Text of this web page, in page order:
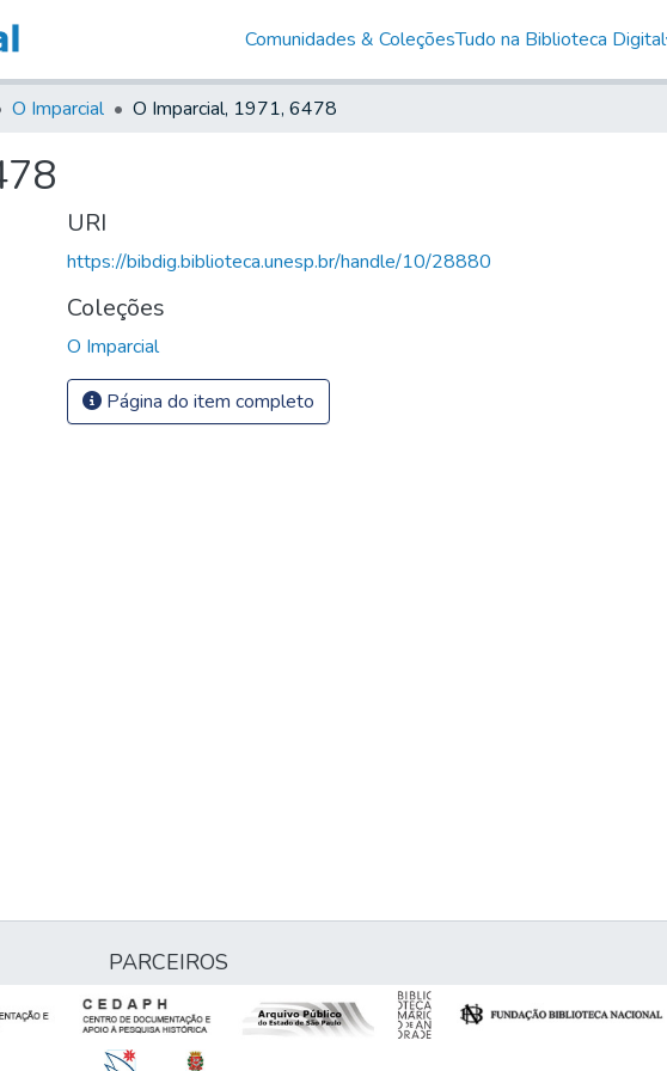
Comunidades & ColeçõesTudo na Biblioteca Digital
O Imparcial O Imparcial, 1971, 6478
URI
https://bibdig.biblioteca.unesp.br/handle/10/28880
Coleções
O Imparcial
Página do item completo
PARCEIROS